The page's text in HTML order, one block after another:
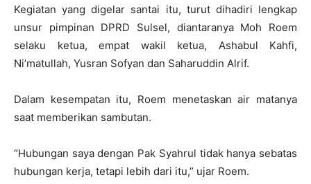
Kegiatan yang digelar santai itu, turut dihadiri lengkap
unsur pimpinan DPRD Sulsel, diantaranya Moh Roem
selaku ketua, empat wakil ketua, Ashabul Kahfi,
Ni’matullah, Yusran Sofyan dan Saharuddin Alrif.
Dalam kesempatan itu, Roem menetaskan air matanya
saat memberikan sambutan.
“Hubungan saya dengan Pak Syahrul tidak hanya sebatas
hubungan kerja, tetapi lebih dari itu,” ujar Roem.